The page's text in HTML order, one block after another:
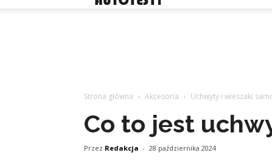
Strona główna Akcesoria Uchwyty i wieszaki
Co to jest
Przez Redakcja - 28 października 2024